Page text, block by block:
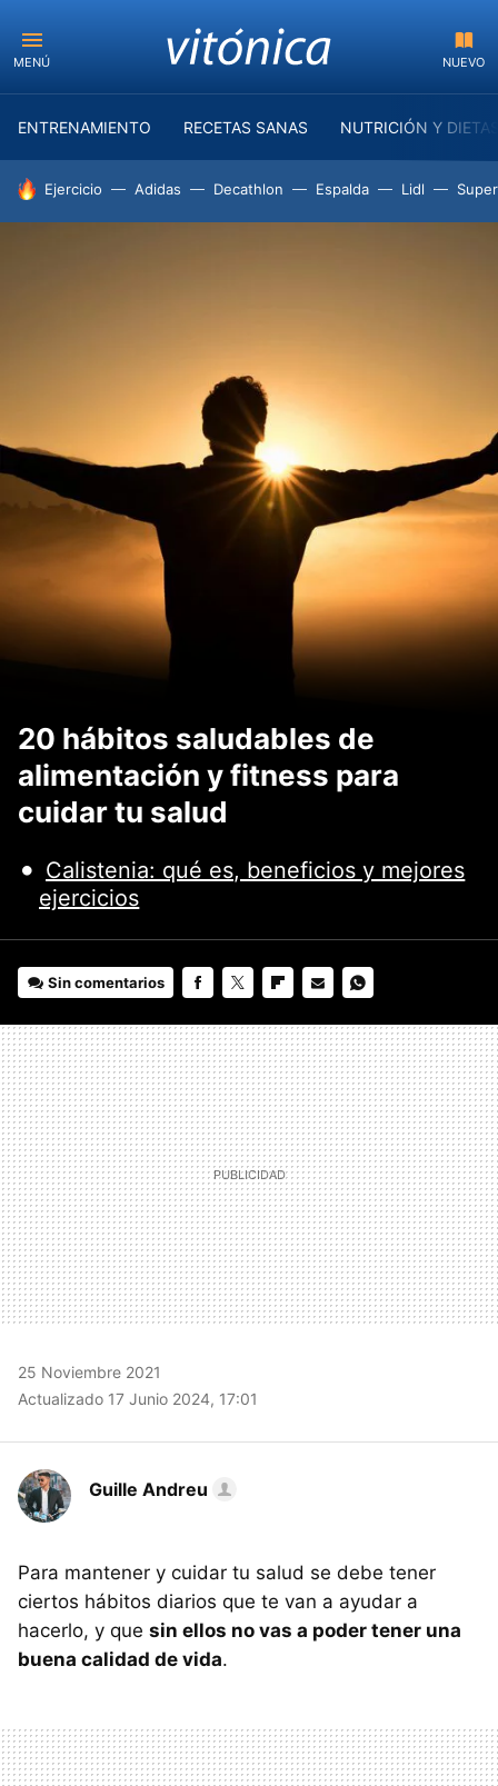
MENÚ NUEVO
ENTRENAMIENTO RECETAS SANAS NUTRICIÓN Y
HOY SE HABLA DE
Ejercicio Adidas Decathlon Espalda Lidl
20 hábitos saludables de
alimentación y fitness para
cuidar tu salud
Calistenia: qué es, beneficios y mejores
ejercicios
Sin comentarios
MAIL
25 Noviembre 2021
Actualizado 17 Junio 2024, 17:01
Guille Andreu
Para mantener y cuidar tu salud se debe tener
ciertos hábitos diarios que te van a ayudar a
hacerlo, y que sin ellos no vas a poder tener una
buena calidad de vida.